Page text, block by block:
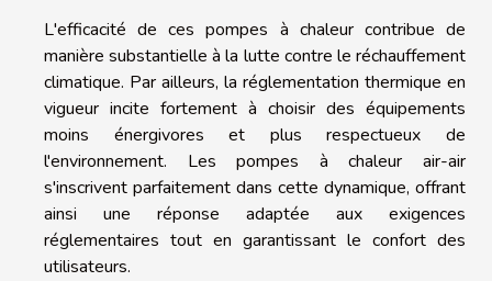
L'efficacité de ces pompes à chaleur contribue de
manière substantielle à la lutte contre le réchauffement
climatique. Par ailleurs, la réglementation thermique en
vigueur incite fortement à choisir des équipements
moins énergivores et plus respectueux de
l'environnement. Les pompes à chaleur air-air
s'inscrivent parfaitement dans cette dynamique, offrant
ainsi une réponse adaptée aux exigences
réglementaires tout en garantissant le confort des
utilisateurs.